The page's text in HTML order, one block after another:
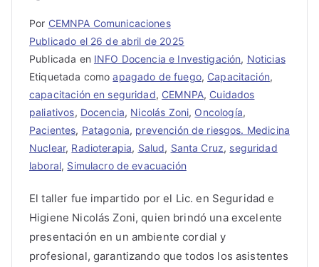
Por CEMNPA Comunicaciones
Publicado el 26 de abril de 2025
Publicada en INFO Docencia e Investigación, Noticias
Etiquetada comoapagado de fuego, Capacitación,
capacitación en seguridad, CEMNPA, Cuidados
paliativos, Docencia, Nicolás Zoni, Oncología,
Pacientes, Patagonia, prevención de riesgos. Medicina
Nuclear, Radioterapia, Salud, Santa Cruz, seguridad
laboral, Simulacro de evacuación
El taller fue impartido por el Lic. en Seguridad e
Higiene Nicolás Zoni, quien brindó una excelente
presentación en un ambiente cordial y
profesional, garantizando que todos los asistentes